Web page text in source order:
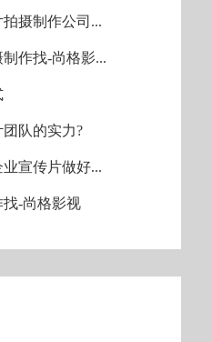
摄制作公司...
作找-尚格影...
队的实力?
宣传片做好...
-尚格影视